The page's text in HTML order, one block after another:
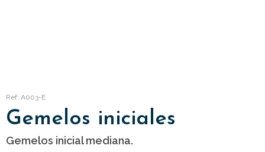
Ref: A003-E
Gemelos iniciales
Gemelos inicial mediana.